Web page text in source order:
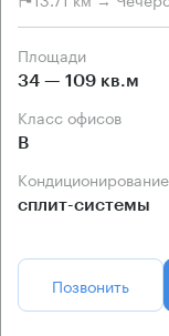
Площади
34 — 109 кв.м
Класс офисов
B
Кондиционирование
сплит-системы
Позвонить